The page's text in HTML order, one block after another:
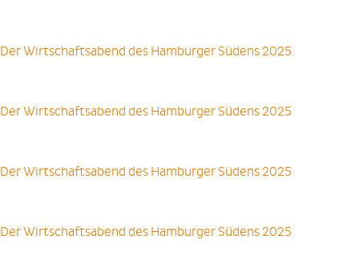
Der Wirtschaftsabend des Hamburger Südens 2025
Der Wirtschaftsabend des Hamburger Südens 2025
Der Wirtschaftsabend des Hamburger Südens 2025
Der Wirtschaftsabend des Hamburger Südens 2025